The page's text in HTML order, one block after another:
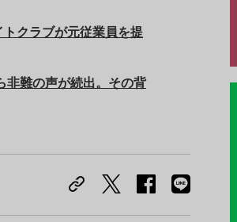
クラブが元従業員を提
非難の声が続出。その背